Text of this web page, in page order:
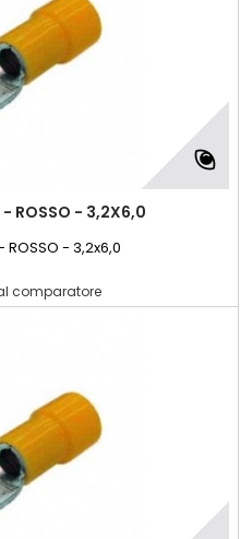
- ROSSO - 3,2X6,0
- 3,2x6,0
comparatore